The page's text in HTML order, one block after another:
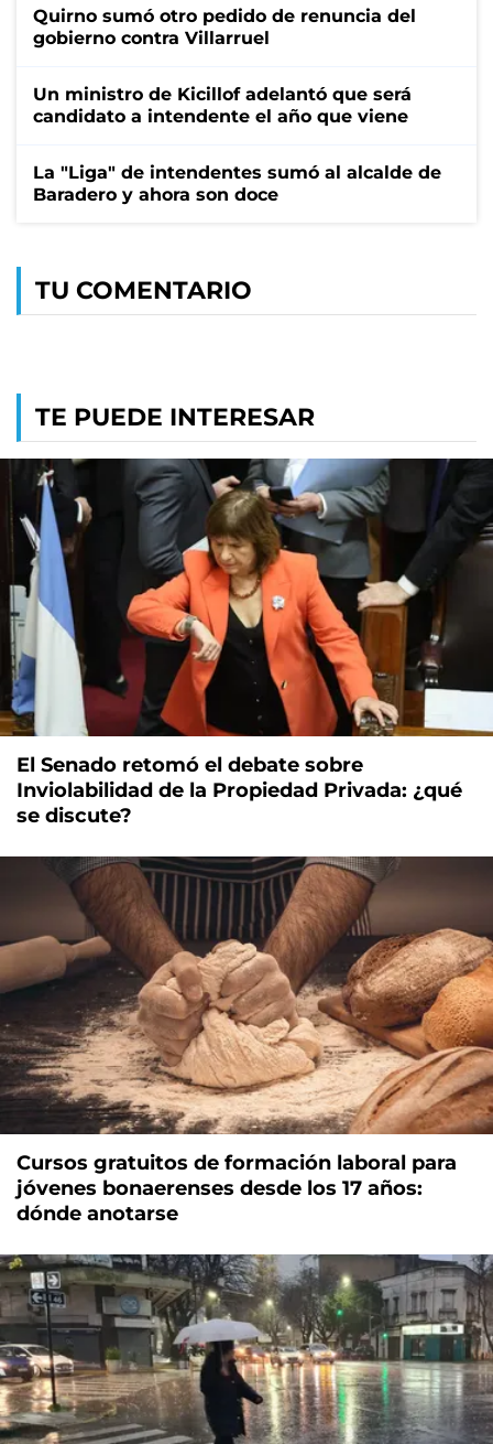
Quirno sumó otro pedido de renuncia del
gobierno contra Villarruel
Un ministro de Kicillof adelantó que será
candidato a intendente el año que viene
La "Liga" de intendentes sumó al alcalde de
Baradero y ahora son doce
TU COMENTARIO
TE PUEDE INTERESAR
El Senado retomó el debate sobre
Inviolabilidad de la Propiedad Privada: ¿qué
se discute?
Cursos gratuitos de formación laboral para
jóvenes bonaerenses desde los 17 años:
dónde anotarse